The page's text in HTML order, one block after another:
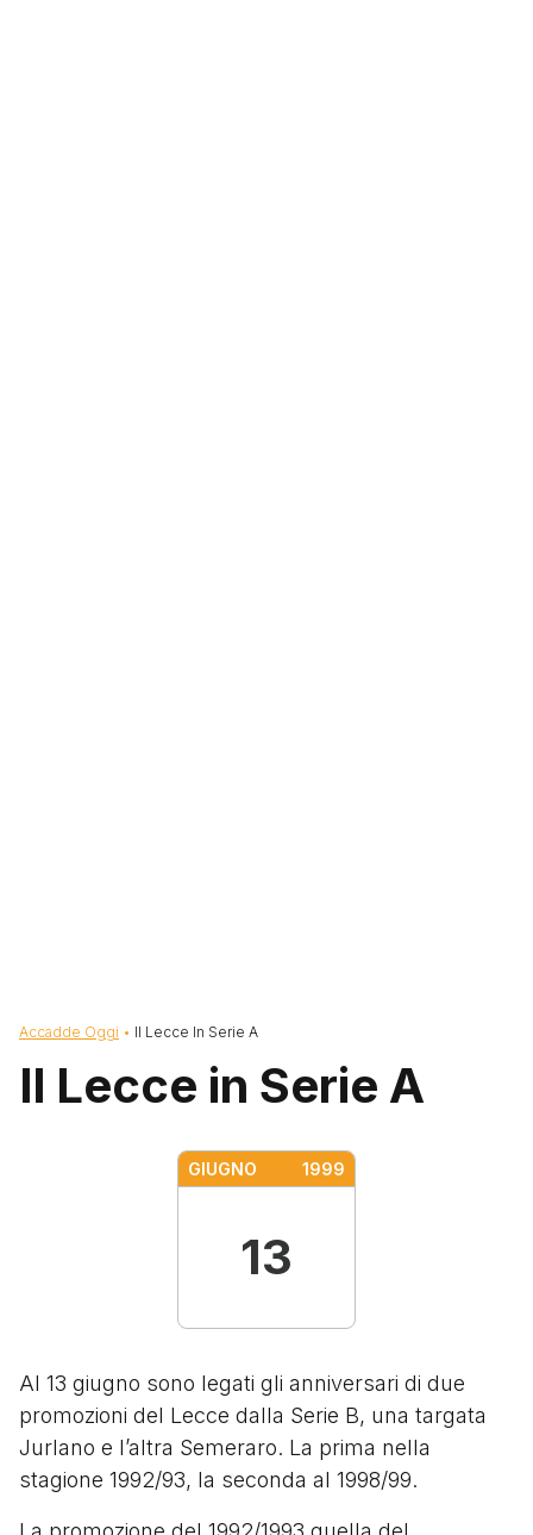
Briciole di pane
Accadde Oggi Il Lecce In Serie A
Il Lecce in Serie A
GIUGNO 1999
13
Al 13 giugno sono legati gli anniversari di due
promozioni del Lecce dalla Serie B, una targata
Jurlano e l’altra Semeraro. La prima nella
stagione 1992/93, la seconda al 1998/99.